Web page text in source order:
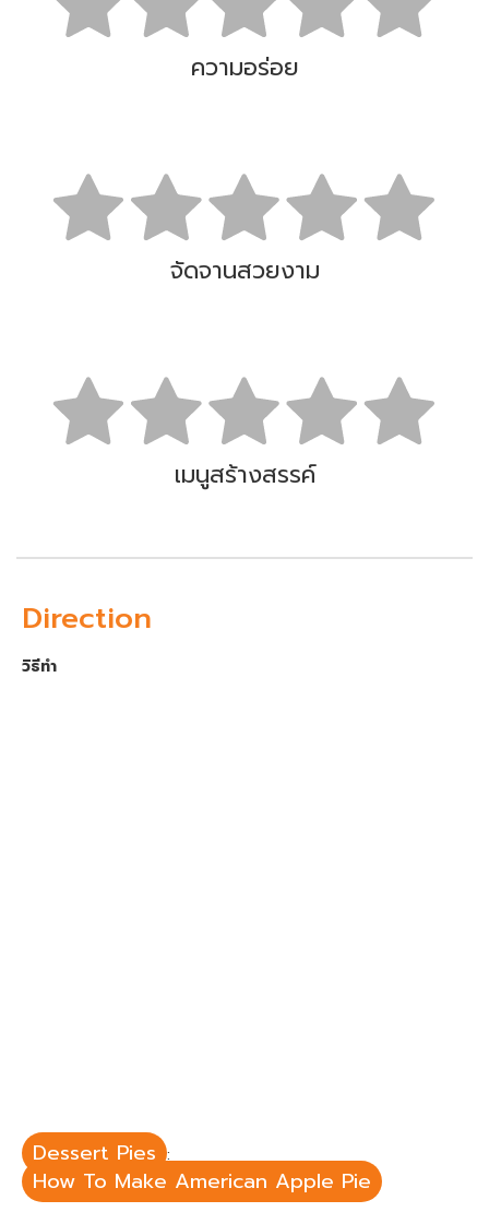
ความอร่อย
จัดจานสวยงาม
เมนูสร้างสรรค์
Direction
วิธีทำ
Dessert Pies :
How To Make American Apple Pie